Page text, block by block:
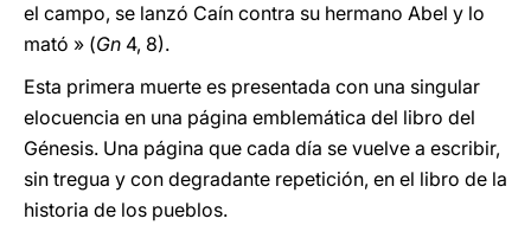
el campo, se lanzó Caín contra su hermano Abel y lo
mató » (Gn 4, 8).
Esta primera muerte es presentada con una singular
elocuencia en una página emblemática del libro del
Génesis. Una página que cada día se vuelve a escribir,
sin tregua y con degradante repetición, en el libro de la
historia de los pueblos.